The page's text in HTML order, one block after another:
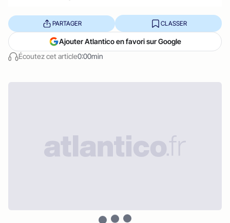
Écoutez cet article0:00min
PARTAGER CLASSER
Ajouter Atlantico en favori sur Google